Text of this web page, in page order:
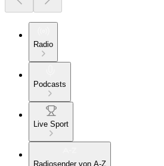
Radio
Podcasts
Live Sport
Radiosender von A-Z